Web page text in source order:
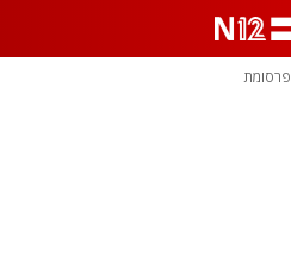
פרסומת